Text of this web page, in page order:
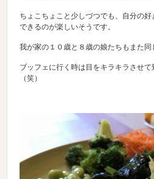
ちょこちょこと少しづつでも、自分の
できるのが楽しいそうです。
我が家の１０歳と８歳の娘たちもまた同
ブッフェに行く時は目をキラキラさせ
（笑）